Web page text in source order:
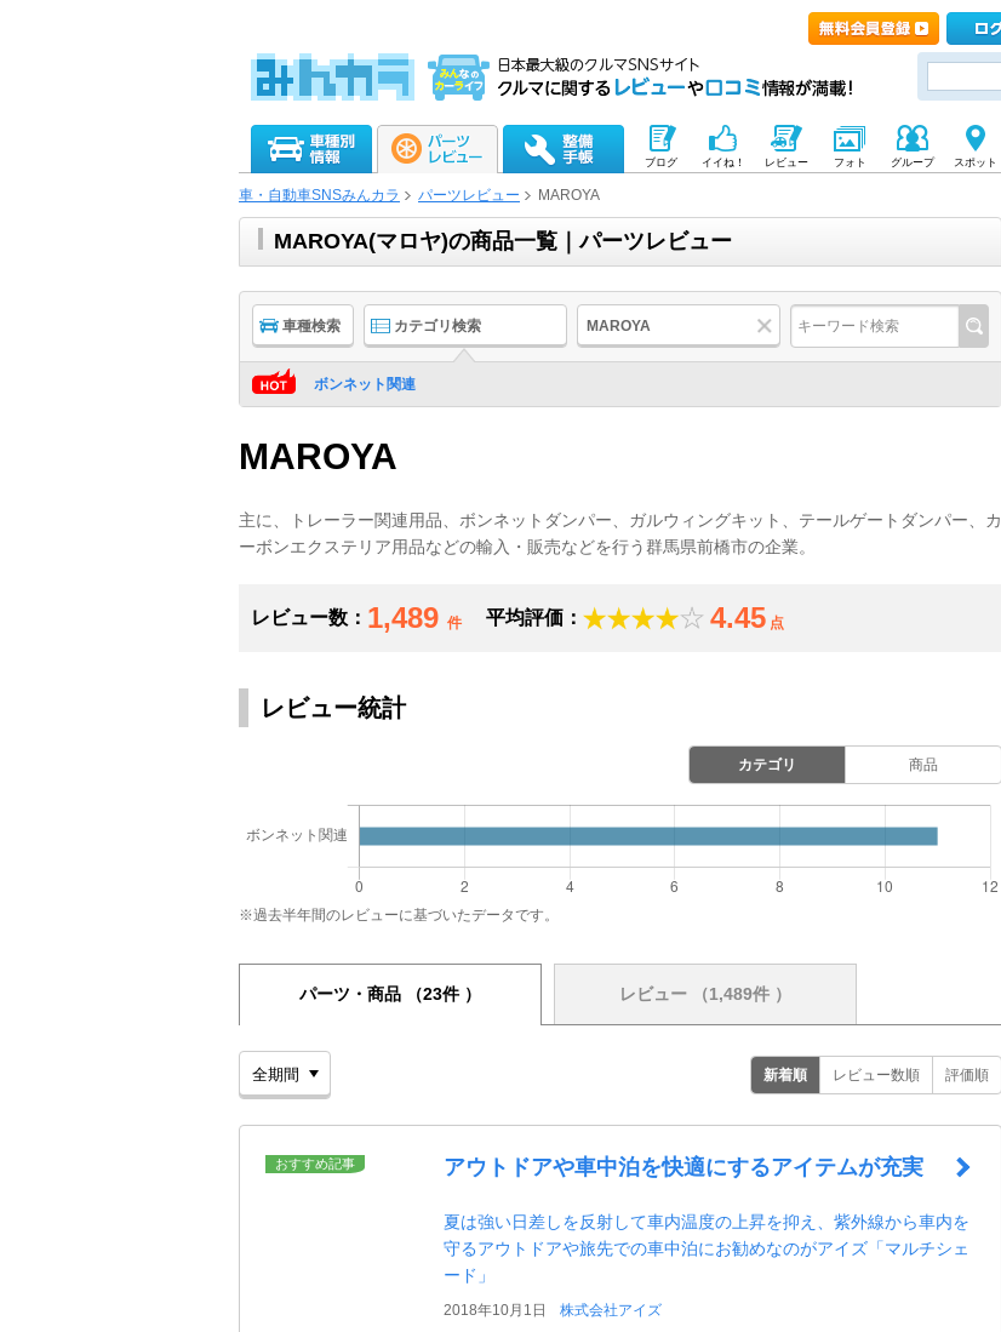
ブログ イイね！ レビュー フォト グループ スポット
車・自動車SNSみんカラ パーツレビュー MAROYA
MAROYA(マロヤ)の商品一覧｜パーツレビュー
車種検索 カテゴリ検索 MAROYA
ボンネット関連
MAROYA
主に、トレーラー関連用品、ボンネットダンパー、ガルウィングキット、テールゲートダンパー、カ
ーボンエクステリア用品などの輸入・販売などを行う群馬県前橋市の企業。
レビュー数： 1,489 件 平均評価： 4.45 点
レビュー統計
カテゴリ 商品
※過去半年間のレビューに基づいたデータです。
パーツ・商品 （23件 ） レビュー （1,489件 ）
新着順 レビュー数順 評価順
おすすめ記事 アウトドアや車中泊を快適にするアイテムが充実
夏は強い日差しを反射して車内温度の上昇を抑え、紫外線から車内を
守るアウトドアや旅先での車中泊にお勧めなのがアイズ「マルチシェ
ード」
2018年10月1日 株式会社アイズ